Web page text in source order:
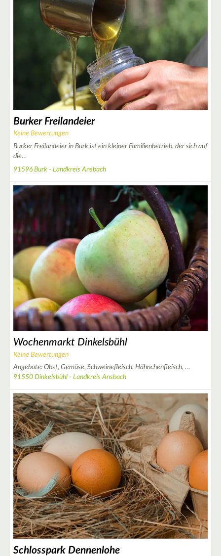
Burker Freilandeier
Keine Bewertungen
Burker Freilandeier in Burk ist ein kleiner Familienbetrieb, der sich auf
die…
91596 Burk - Landkreis Ansbach
Wochenmarkt Dinkelsbühl
Keine Bewertungen
Angebote: Obst, Gemüse, Schweinefleisch, Hähnchenfleisch, …
91550 Dinkelsbühl - Landkreis Ansbach
Schlosspark Dennenlohe
2
3
9
5
2
3
4
2
4
4
6
4
15
8
2
7